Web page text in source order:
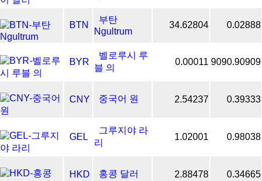
BTN
부탄
Ngultrum
34.62804 0.02888
BYR
벨로루시 루
블 의
0.00011 9090.90909
CNY 중국어 원 2.54237 0.39333
GEL
그루지야 라
리
1.02001 0.98038
HKD 홍콩 달러 2.88478 0.34665